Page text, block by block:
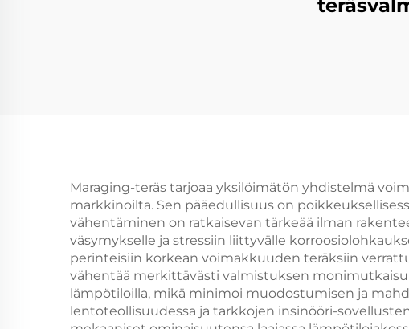
Maraging-teräs tarjoaa yksilöimätön yhdistelmä
markkinoilta. Sen pääedullisuus on
vähentäminen on ratkaisevan tärkeää ilman
väsymykselle ja stressiin liittyvälle
perinteisiin korkean voimakkuuden teräksiin
vähentää merkittävästi valmistuksen
lämpötiloilla, mikä minimoi muodostumisen ja
lentoteollisuudessa ja tarkkojen insinööri-